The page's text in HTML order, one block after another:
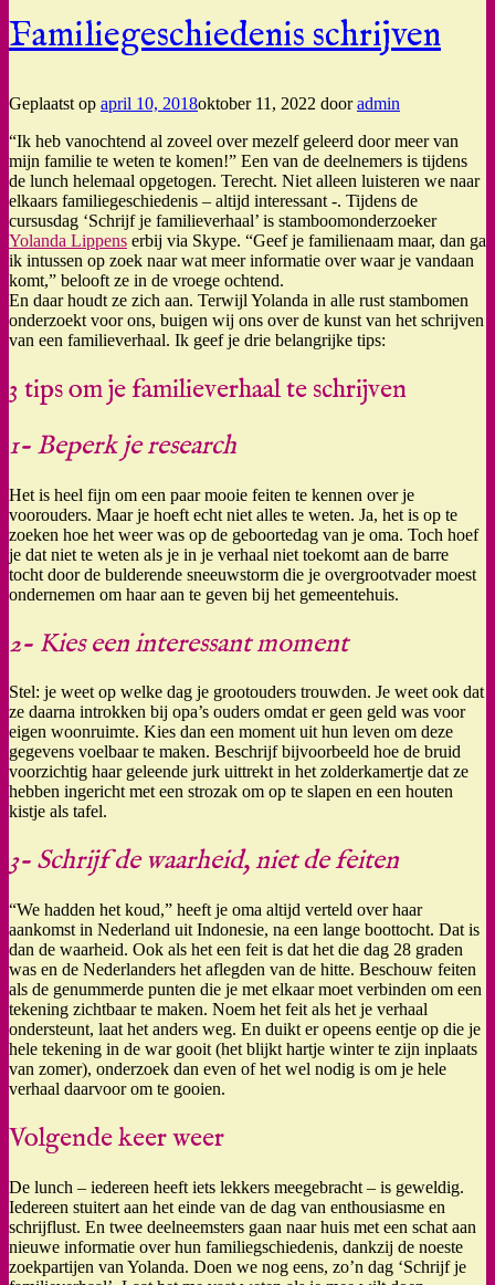
Familiegeschiedenis schrijven
Geplaatst op april 10, 2018oktober 11, 2022 dooradmin
“Ik heb vanochtend al zoveel over mezelf geleerd door meer van
mijn familie te weten te komen!” Een van de deelnemers is tijdens
de lunch helemaal opgetogen. Terecht. Niet alleen luisteren we naar
elkaars familiegeschiedenis – altijd interessant -. Tijdens de
cursusdag ‘Schrijf je familieverhaal’ is stamboomonderzoeker
Yolanda Lippens erbij via Skype. “Geef je familienaam maar, dan ga
ik intussen op zoek naar wat meer informatie over waar je vandaan
komt,” belooft ze in de vroege ochtend.
En daar houdt ze zich aan. Terwijl Yolanda in alle rust stambomen
onderzoekt voor ons, buigen wij ons over de kunst van het schrijven
van een familieverhaal. Ik geef je drie belangrijke tips:
3 tips om je familieverhaal te schrijven
1- Beperk je research
Het is heel fijn om een paar mooie feiten te kennen over je
voorouders. Maar je hoeft echt niet alles te weten. Ja, het is op te
zoeken hoe het weer was op de geboortedag van je oma. Toch hoef
je dat niet te weten als je in je verhaal niet toekomt aan de barre
tocht door de bulderende sneeuwstorm die je overgrootvader moest
ondernemen om haar aan te geven bij het gemeentehuis.
2- Kies een interessant moment
Stel: je weet op welke dag je grootouders trouwden. Je weet ook dat
ze daarna introkken bij opa’s ouders omdat er geen geld was voor
eigen woonruimte. Kies dan een moment uit hun leven om deze
gegevens voelbaar te maken. Beschrijf bijvoorbeeld hoe de bruid
voorzichtig haar geleende jurk uittrekt in het zolderkamertje dat ze
hebben ingericht met een strozak om op te slapen en een houten
kistje als tafel.
3- Schrijf de waarheid, niet de feiten
“We hadden het koud,” heeft je oma altijd verteld over haar
aankomst in Nederland uit Indonesie, na een lange boottocht. Dat is
dan de waarheid. Ook als het een feit is dat het die dag 28 graden
was en de Nederlanders het aflegden van de hitte. Beschouw feiten
als de genummerde punten die je met elkaar moet verbinden om een
tekening zichtbaar te maken. Noem het feit als het je verhaal
ondersteunt, laat het anders weg. En duikt er opeens eentje op die je
hele tekening in de war gooit (het blijkt hartje winter te zijn inplaats
van zomer), onderzoek dan even of het wel nodig is om je hele
verhaal daarvoor om te gooien.
Volgende keer weer
De lunch – iedereen heeft iets lekkers meegebracht – is geweldig.
Iedereen stuitert aan het einde van de dag van enthousiasme en
schrijflust. En twee deelneemsters gaan naar huis met een schat aan
nieuwe informatie over hun familiegschiedenis, dankzij de noeste
zoekpartijen van Yolanda. Doen we nog eens, zo’n dag ‘Schrijf je